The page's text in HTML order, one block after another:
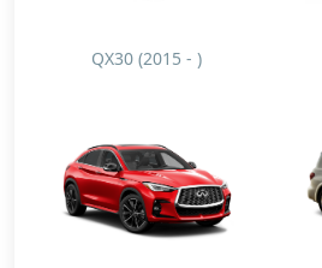
QX30 (2015 - )